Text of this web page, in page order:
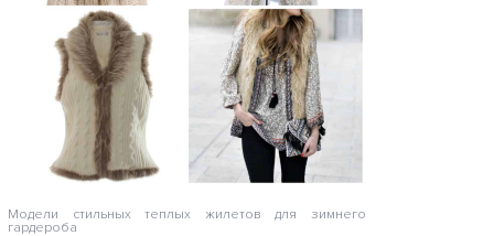
Модели стильных теплых жилетов для зимнего
гардероба